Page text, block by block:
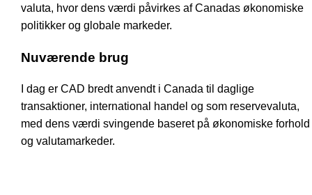
valuta, hvor dens værdi påvirkes af Canadas økonomiske
politikker og globale markeder.
Nuværende brug
I dag er CAD bredt anvendt i Canada til daglige
transaktioner, international handel og som reservevaluta,
med dens værdi svingende baseret på økonomiske forhold
og valutamarkeder.